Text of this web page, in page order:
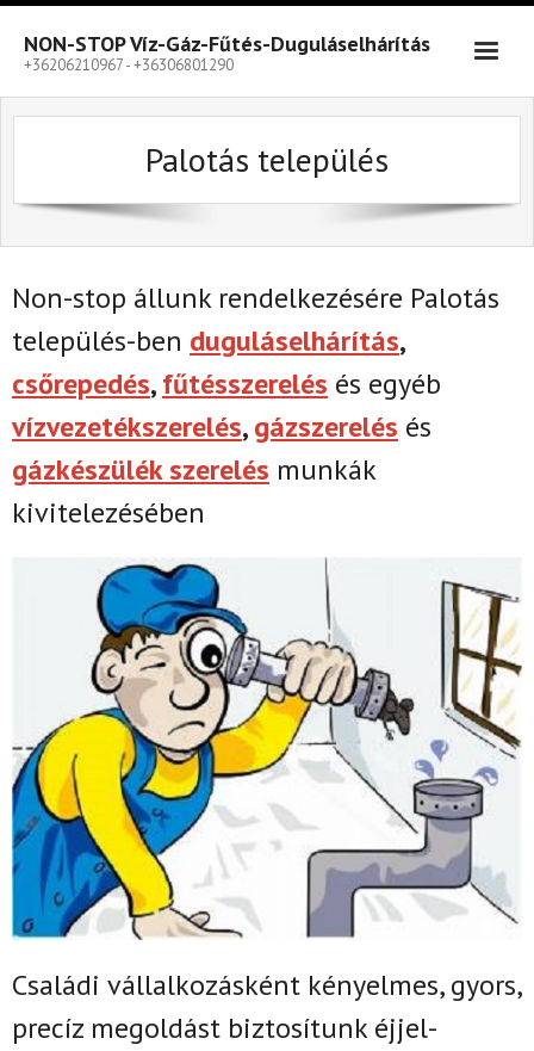
Skip
content
NON-STOP Víz-Gáz-Fűtés-Duguláselhárítás
+36206210967 - +36306801290
Palotás település
Non-stop állunk rendelkezésére Palotás
település-ben duguláselhárítás,
csőrepedés,fűtésszerelés és egyéb
vízvezetékszerelés,gázszerelés és
gázkészülék szerelés munkák
kivitelezésében
Családi vállalkozásként kényelmes, gyors,
precíz megoldást biztosítunkéjjel-